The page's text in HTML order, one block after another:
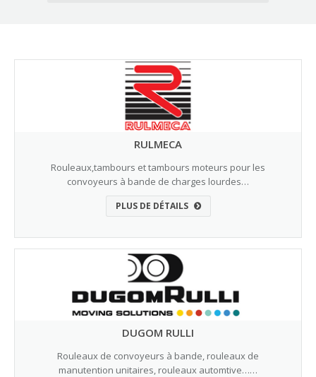
RULMECA
Rouleaux,tambours et tambours moteurs pour les
convoyeurs à bande de charges lourdes…
PLUS DE DÉTAILS
DUGOM RULLI
Rouleaux de convoyeurs à bande, rouleaux de
manutention unitaires, rouleaux automtive……